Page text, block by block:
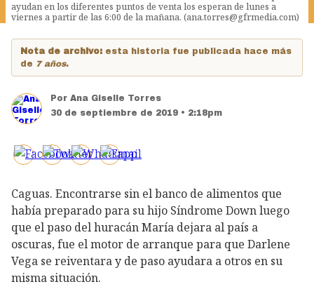
ayudan en los diferentes puntos de venta los esperan de lunes a
viernes a partir de las 6:00 de la mañana. (ana.torres@gfrmedia.com)
Nota de archivo: esta historia fue publicada hace más
de 7 años.
Por Ana Giselle Torres
30 de septiembre de 2019 • 2:18pm
Caguas. Encontrarse sin el banco de alimentos que
había preparado para su hijo Síndrome Down luego
que el paso del huracán María dejara al país a
oscuras, fue el motor de arranque para que Darlene
Vega se reiventara y de paso ayudara a otros en su
misma situación.